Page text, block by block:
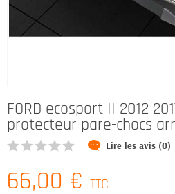
FORD ecosport II 2012
protecteur pare-chocs
Lire les avis (0)
66,00 € TTC